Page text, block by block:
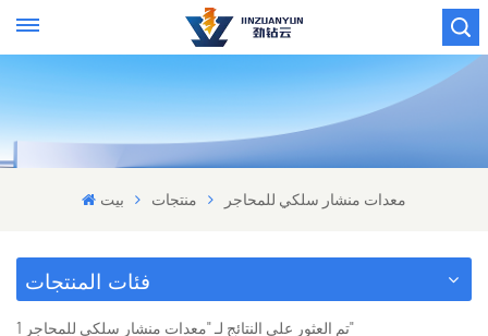
بيت منتجات معدات منشار سلكي للمحاجر
فئات المنتجات
1 تم العثور على النتائج لـ "معدات منشار سلكي للمحاجر"